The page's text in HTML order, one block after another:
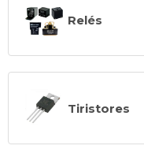
Relés
Tiristores